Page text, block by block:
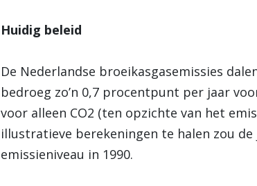
Huidig beleid
De Nederlandse broeikasgasemissies
bedroeg zo’n 0,7 procentpunt per jaar
voor alleen CO2 (ten opzichte van het
illustratieve berekeningen te halen zou
emissieniveau in 1990.